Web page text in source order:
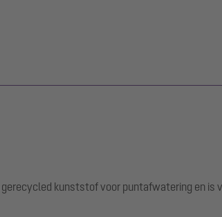
kunststof voor puntafwatering en is